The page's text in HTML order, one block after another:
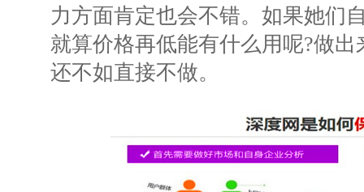
力方面肯定也会不错。如果她们
就算价格再低能有什么用呢?做
还不如直接不做。